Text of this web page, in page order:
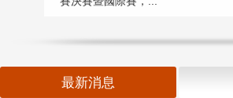
最新消息